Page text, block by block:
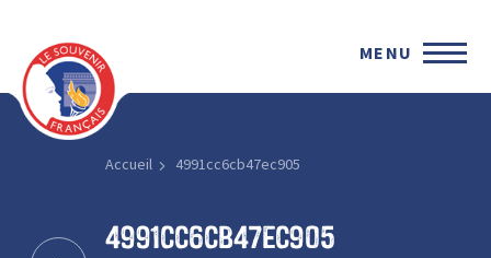
MENU
Accueil 4991cc6cb47ec905
4991cc6cb47ec905